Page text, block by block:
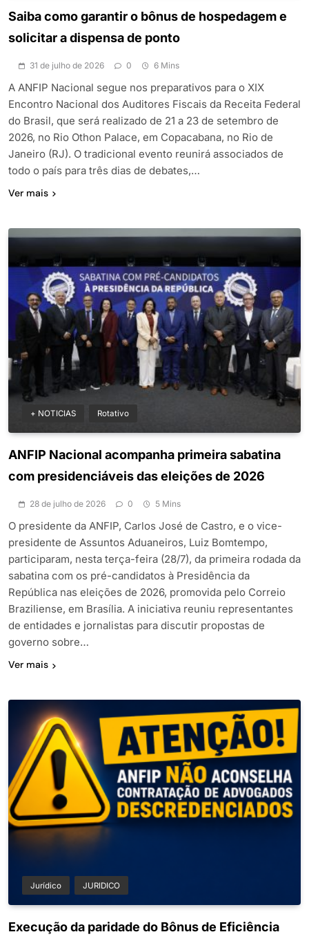
Saiba como garantir o bônus de hospedagem e
solicitar a dispensa de ponto
31 de julho de 2026 0 6 Mins
A ANFIP Nacional segue nos preparativos para o XIX
Encontro Nacional dos Auditores Fiscais da Receita Federal
do Brasil, que será realizado de 21 a 23 de setembro de
2026, no Rio Othon Palace, em Copacabana, no Rio de
Janeiro (RJ). O tradicional evento reunirá associados de
todo o país para três dias de debates,…
Ver mais
+ NOTICIAS Rotativo
ANFIP Nacional acompanha primeira sabatina
com presidenciáveis das eleições de 2026
28 de julho de 2026 0 5 Mins
O presidente da ANFIP, Carlos José de Castro, e o vice-
presidente de Assuntos Aduaneiros, Luiz Bomtempo,
participaram, nesta terça-feira (28/7), da primeira rodada da
sabatina com os pré-candidatos à Presidência da
República nas eleições de 2026, promovida pelo Correio
Braziliense, em Brasília. A iniciativa reuniu representantes
de entidades e jornalistas para discutir propostas de
governo sobre…
Ver mais
Jurídico JURIDICO
Execução da paridade do Bônus de Eficiência